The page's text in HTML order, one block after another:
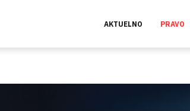
AKTUELNO PRAVO